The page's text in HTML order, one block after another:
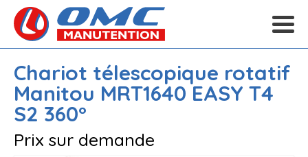
Chariot télescopique rotatif
Manitou MRT1640 EASY T4
S2 360°
Prix sur demande